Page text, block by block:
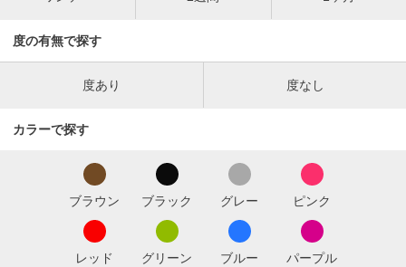
度の有無で探す
度あり 度なし
カラーで探す
ブラウン ブラック グレー ピンク
レッド グリーン ブルー パープル